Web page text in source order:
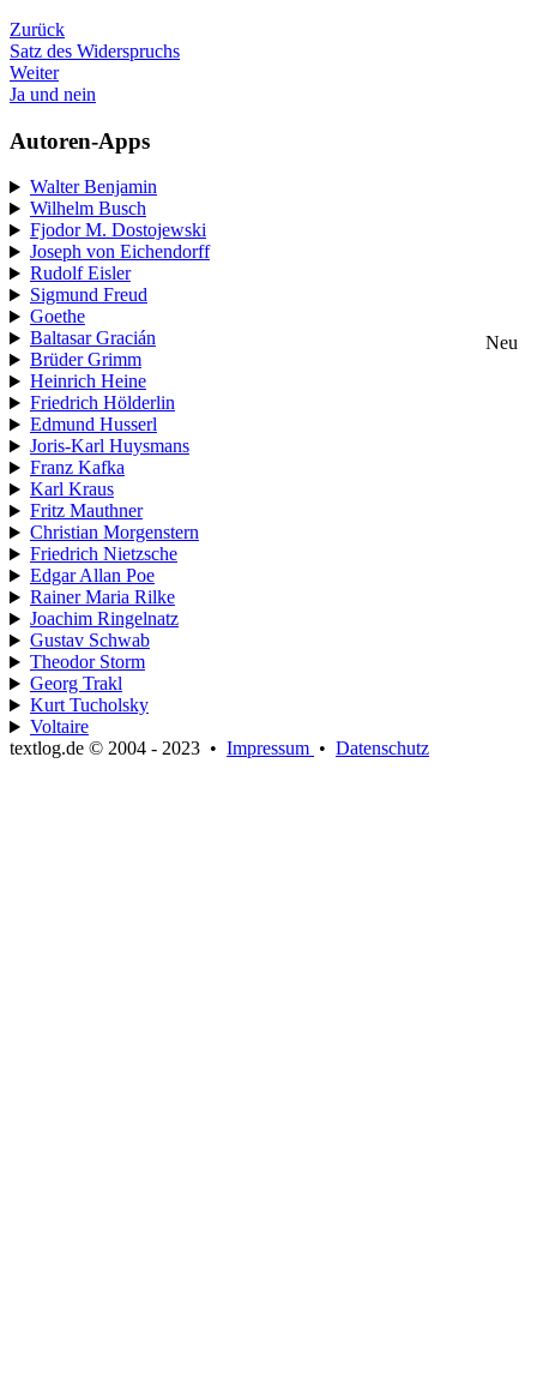
Zurück
Satz des Widerspruchs
Weiter
Ja und nein
Autoren-Apps
Walter Benjamin
Wilhelm Busch
Fjodor M. Dostojewski
Joseph von Eichendorff
Rudolf Eisler
Sigmund Freud
Goethe
Baltasar Gracián
Neu
Brüder Grimm
Heinrich Heine
Friedrich Hölderlin
Edmund Husserl
Joris-Karl Huysmans
Franz Kafka
Karl Kraus
Fritz Mauthner
Christian Morgenstern
Friedrich Nietzsche
Edgar Allan Poe
Rainer Maria Rilke
Joachim Ringelnatz
Gustav Schwab
Theodor Storm
Georg Trakl
Kurt Tucholsky
Voltaire
textlog.de © 2004 - 2023 • Impressum • Datenschutz